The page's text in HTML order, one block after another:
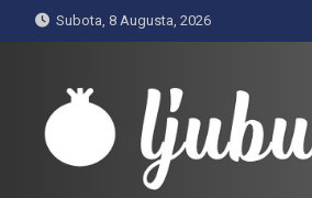
to
Subota, 8 Augusta, 2026